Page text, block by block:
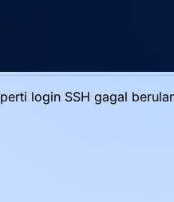
login SSH gagal